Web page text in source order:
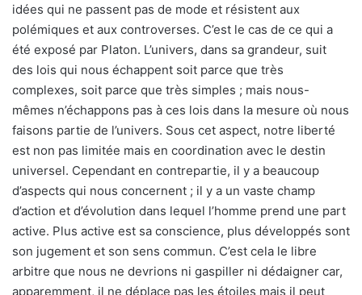
idées qui ne passent pas de mode et résistent aux
polémiques et aux controverses. C’est le cas de ce qui a
été exposé par Platon. L’univers, dans sa grandeur, suit
des lois qui nous échappent soit parce que très
complexes, soit parce que très simples ; mais nous-
mêmes n’échappons pas à ces lois dans la mesure où nous
faisons partie de l’univers. Sous cet aspect, notre liberté
est non pas limitée mais en coordination avec le destin
universel. Cependant en contrepartie, il y a beaucoup
d’aspects qui nous concernent ; il y a un vaste champ
d’action et d’évolution dans lequel l’homme prend une part
active. Plus active est sa conscience, plus développés sont
son jugement et son sens commun. C’est cela le libre
arbitre que nous ne devrions ni gaspiller ni dédaigner car,
apparemment, il ne déplace pas les étoiles mais il peut